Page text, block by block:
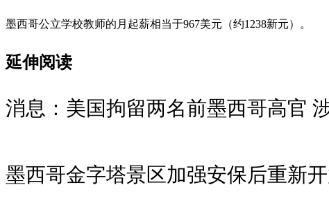
墨西哥公立学校教师的月起薪相当于967美元（约1238新元）。
延伸阅读
消息：美国拘留两名前墨西哥高官
墨西哥金字塔景区加强安保后重新